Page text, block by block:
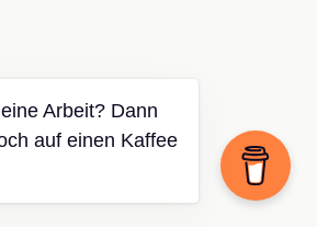
Arbeit? Dann
auf einen Kaffee